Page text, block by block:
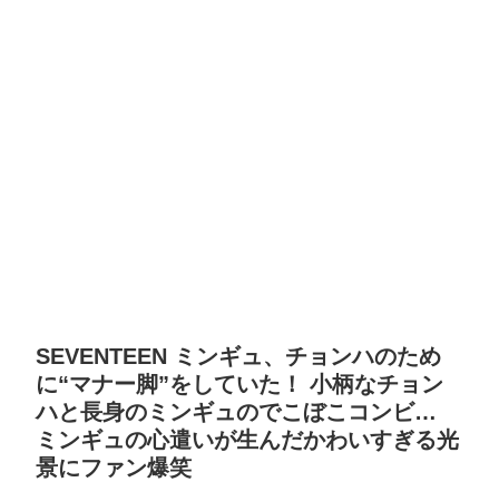
SEVENTEEN ミンギュ、チョンハのため
に“マナー脚”をしていた！ 小柄なチョン
ハと長身のミンギュのでこぼこコンビ…
ミンギュの心遣いが生んだかわいすぎる光
景にファン爆笑